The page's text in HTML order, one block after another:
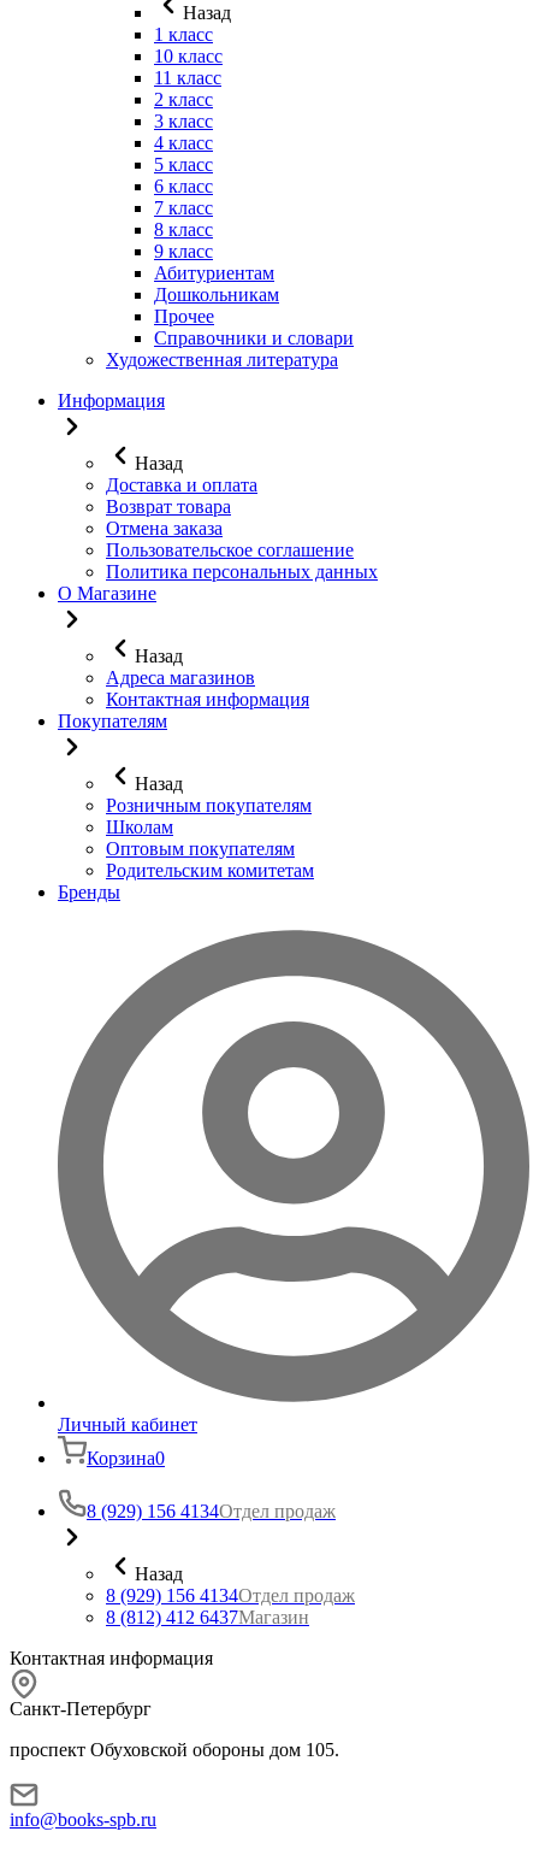
Назад
1 класс
10 класс
11 класс
2 класс
3 класс
4 класс
5 класс
6 класс
7 класс
8 класс
9 класс
Абитуриентам
Дошкольникам
Прочее
Справочники и словари
Художественная литература
Информация
Назад
Доставка и оплата
Возврат товара
Отмена заказа
Пользовательское соглашение
Политика персональных данных
О Магазине
Назад
Адреса магазинов
Контактная информация
Покупателям
Назад
Розничным покупателям
Школам
Оптовым покупателям
Родительским комитетам
Бренды
Личный кабинет
Корзина0
8 (929) 156 4134Отдел продаж
Назад
8 (929) 156 4134Отдел продаж
8 (812) 412 6437Магазин
Контактная информация
Санкт-Петербург
проспект Обуховской обороны дом 105.
info@books-spb.ru